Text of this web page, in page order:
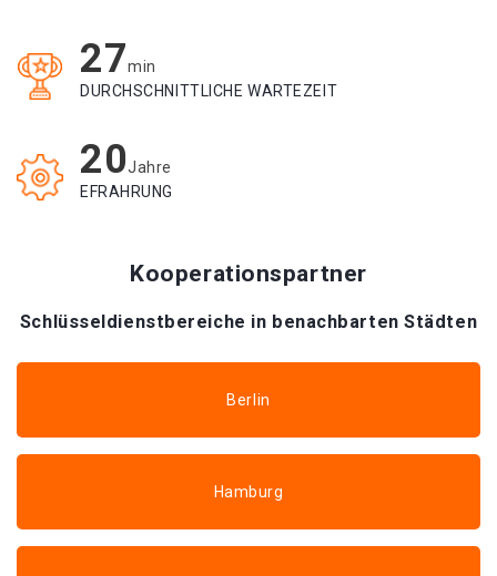
27min
DURCHSCHNITTLICHE WARTEZEIT
20Jahre
EFRAHRUNG
Kooperationspartner
Schlüsseldienstbereiche in benachbarten Städten
Berlin
Hamburg